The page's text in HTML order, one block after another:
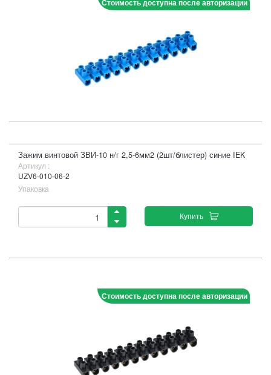
Стоимость доступна после авторизации
Зажим винтовой ЗВИ-10 н/г 2,5-6мм2 (2шт/блистер) синие IEK
Артикул :
UZV6-010-06-2
Упаковка
Купить
Стоимость доступна после авторизации